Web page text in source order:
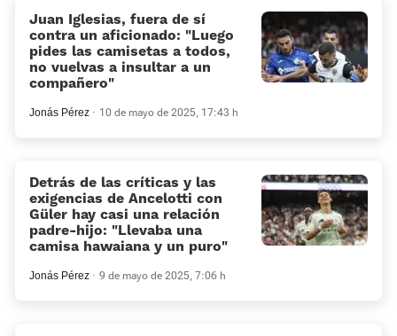
Juan Iglesias, fuera de sí
contra un aficionado: «Luego
pides las camisetas a todos,
no vuelvas a insultar a un
compañero»
Jonás Pérez 10 de mayo de 2025, 17:43 h
Detrás de las críticas y las
exigencias de Ancelotti con
Güler hay casi una relación
padre-hijo: “Llevaba una
camisa hawaiana y un puro”
Jonás Pérez 9 de mayo de 2025, 7:06 h